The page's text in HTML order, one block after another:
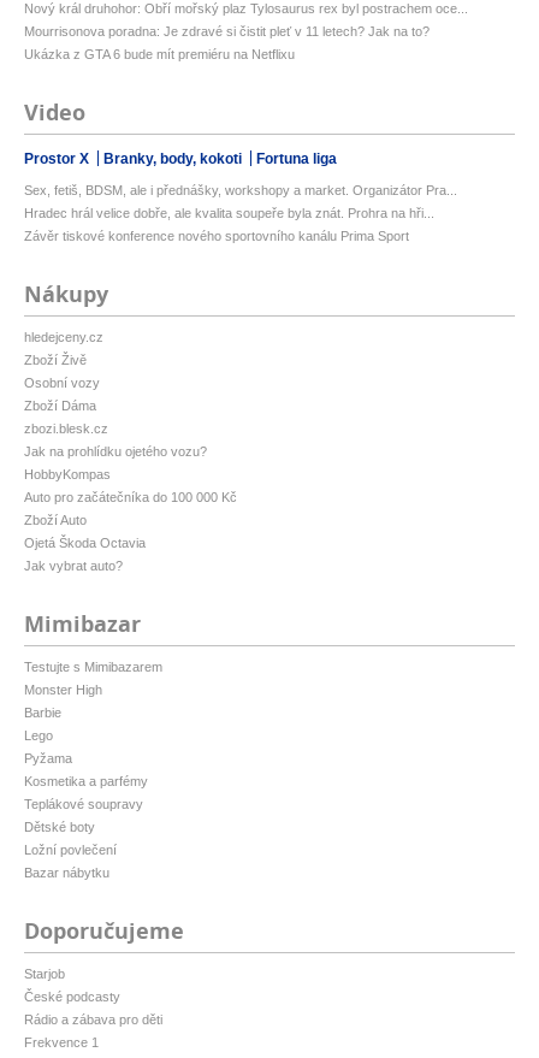
Nový král druhohor: Obří mořský plaz Tylosaurus rex byl postrachem oce...
Mourrisonova poradna: Je zdravé si čistit pleť v 11 letech? Jak na to?
Ukázka z GTA 6 bude mít premiéru na Netflixu
Video
Prostor X Branky, body, kokoti Fortuna liga
Sex, fetiš, BDSM, ale i přednášky, workshopy a market. Organizátor Pra...
Hradec hrál velice dobře, ale kvalita soupeře byla znát. Prohra na hři...
Závěr tiskové konference nového sportovního kanálu Prima Sport
Nákupy
hledejceny.cz
Zboží Živě
Osobní vozy
Zboží Dáma
zbozi.blesk.cz
Jak na prohlídku ojetého vozu?
HobbyKompas
Auto pro začátečníka do 100 000 Kč
Zboží Auto
Ojetá Škoda Octavia
Jak vybrat auto?
Mimibazar
Testujte s Mimibazarem
Monster High
Barbie
Lego
Pyžama
Kosmetika a parfémy
Teplákové soupravy
Dětské boty
Ložní povlečení
Bazar nábytku
Doporučujeme
Starjob
České podcasty
Rádio a zábava pro děti
Frekvence 1